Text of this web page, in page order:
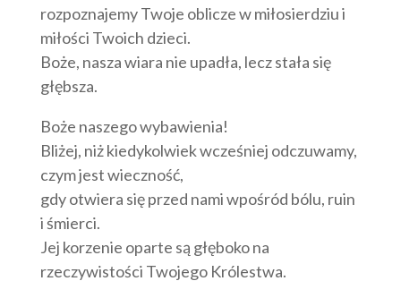
rozpoznajemy Twoje oblicze w miłosierdziu i
miłości Twoich dzieci.
Boże, nasza wiara nie upadła, lecz stała się
głębsza.
Boże naszego wybawienia!
Bliżej, niż kiedykolwiek wcześniej odczuwamy,
czym jest wieczność,
gdy otwiera się przed nami wpośród bólu, ruin
i śmierci.
Jej korzenie oparte są głęboko na
rzeczywistości Twojego Królestwa.